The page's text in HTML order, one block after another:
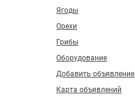
Ягоды
Орехи
Грибы
Оборудование
Добавить объявление
Карта объявлений